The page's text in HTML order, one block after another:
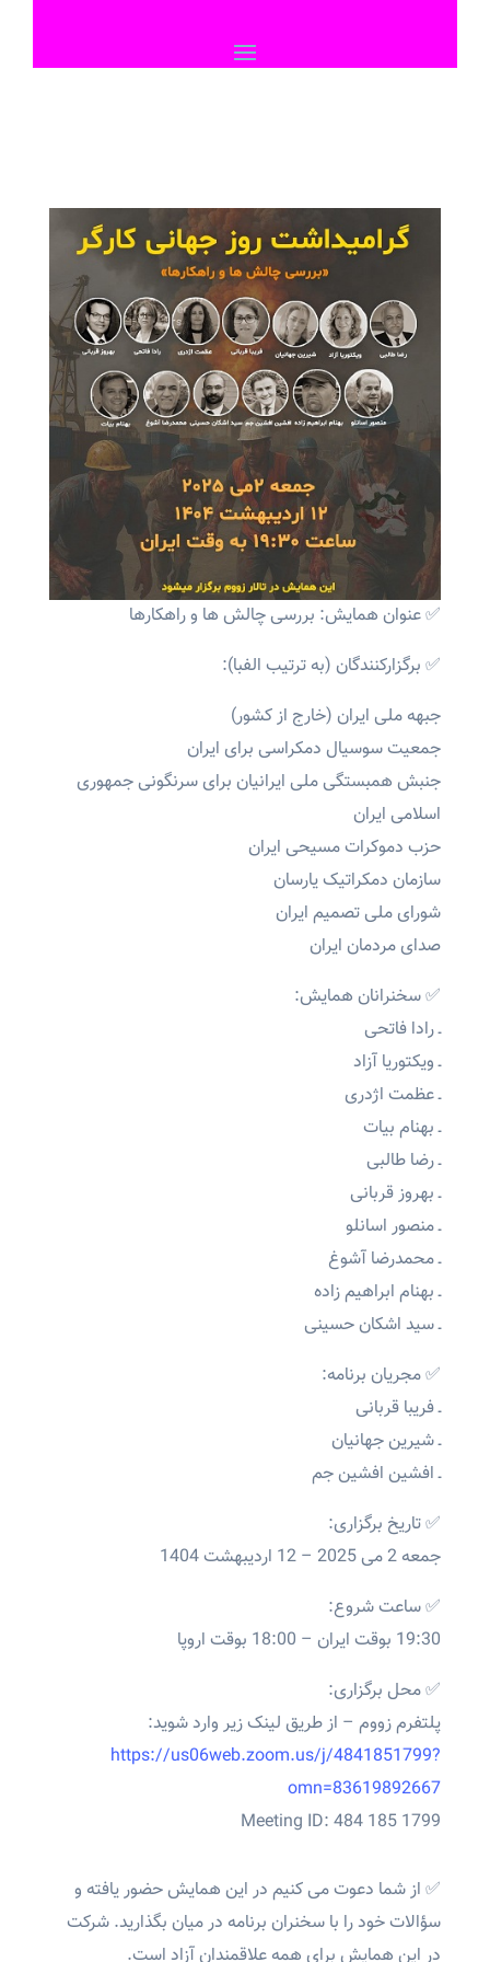
✅ عنوان همایش: بررسی چالش ها و راهکارها
✅ برگزارکنندگان (به ترتیب الفبا):
جبهه ملی ایران (خارج از کشور)
جمعیت سوسیال دمکراسی برای ایران
جنبش همبستگی ملی ایرانیان برای سرنگونی جمهوری
اسلامی ایران
حزب دموکرات مسیحی ایران
سازمان دمکراتیک یارسان
شورای ملی تصمیم ایران
صدای مردمان ایران
✅ سخنرانان همایش:
ـ رادا فاتحی
ـ ویکتوریا آزاد
ـ عظمت اژدری
ـ بهنام بیات
ـ رضا طالبی
ـ بهروز قربانی
ـ منصور اسانلو
ـ محمدرضا آشوغ
ـ بهنام ابراهیم زاده
ـ سید اشکان حسینی
✅ مجریان برنامه:
ـ فریبا قربانی
ـ شیرین جهانیان
ـ افشین افشین جم
✅ تاریخ برگزاری:
جمعه 2 می 2025 – 12 اردیبهشت 1404
✅ ساعت شروع:
19:30 بوقت ایران – 18:00 بوقت اروپا
✅ محل برگزاری:
پلتفرم زووم – از طریق لینک زیر وارد شوید:
https://us06web.zoom.us/j/4841851799?
omn=83619892667
Meeting ID: 484 185 1799
✅ از شما دعوت می کنیم در این همایش حضور یافته و
سؤالات خود را با سخنران برنامه در میان بگذارید. شرکت
در این همایش برای همه علاقمندان آزاد است.